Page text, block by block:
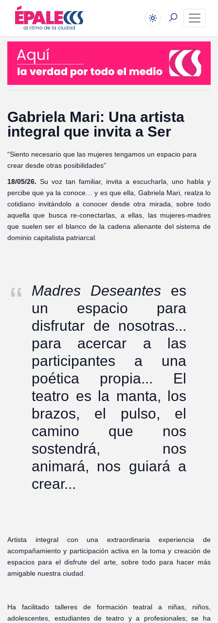
Gabriela Mari: Una artista
integral que invita a Ser
“Siento necesario que las mujeres tengamos un espacio para
crear desde otras posibilidades”
18/05/26. Su voz tan familiar, invita a escucharla, uno habla y
percibe que ya la conoce… y es que ella, Gabriela Mari, realza lo
cotidiano invitándolo a conocer desde otra mirada, sobre todo
aquella que busca re-conectarlas, a ellas, las mujeres-madres
que suelen ser el blanco de la cadena alienante del sistema de
dominio capitalista patriarcal.
Madres Deseantes es
un espacio para
disfrutar de nosotras...
para acercar a las
participantes a una
poética propia... El
teatro es la manta, los
brazos, el pulso, el
camino que nos
sostendrá, nos
animará, nos guiará a
crear...
Artista integral con una extraordinaria experiencia de
acompañamiento y participación activa en la toma y creación de
espacios para el disfrute del arte, sobre todo para hacer más
amigable nuestra ciudad.
Ha facilitado talleres de formación teatral a niñas, niños,
adolescentes, estudiantes de teatro y a profesionales; se ha